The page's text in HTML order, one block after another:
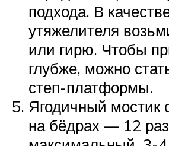
подхода. В
утяжелителя
или гирю. Чтобы
глубже, можно
степ-платформы.
Ягодичный мостик
на бёдрах — 12